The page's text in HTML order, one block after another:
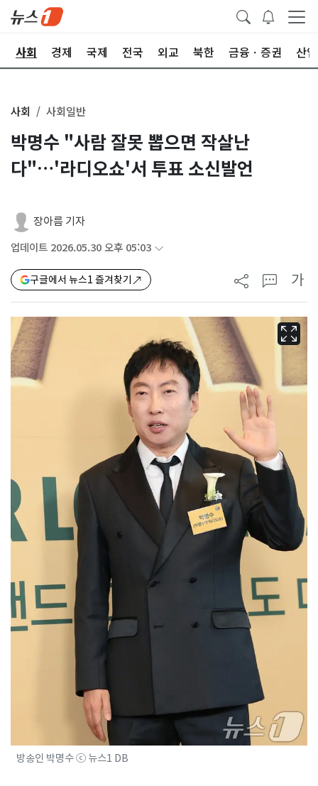
사회 경제 국제 전국 외교 북한 금융ㆍ증권 산업
사회 사회일반
박명수 "사람 잘못 뽑으면 작살난
다"…'라디오쇼'서 투표 소신발언
장아름 기자
업데이트 2026.05.30 오후 05:03
구글에서 뉴스1 즐겨찾기 가
방송인 박명수 ⓒ 뉴스1 DB